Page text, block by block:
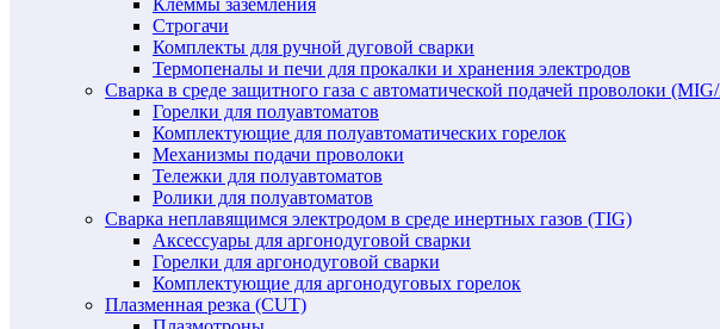
Клеммы заземления
Строгачи
Комплекты для ручной дуговой сварки
Термопеналы и печи для прокалки и хранения электродов
Сварка в среде защитного газа с автоматической подачей проволоки
Горелки для полуавтоматов
Комплектующие для полуавтоматических горелок
Механизмы подачи проволоки
Тележки для полуавтоматов
Ролики для полуавтоматов
Сварка неплавящимся электродом в среде инертных газов (TIG)
Аксессуары для аргонодуговой сварки
Горелки для аргонодуговой сварки
Комплектующие для аргонодуговых горелок
Плазменная резка (CUT)